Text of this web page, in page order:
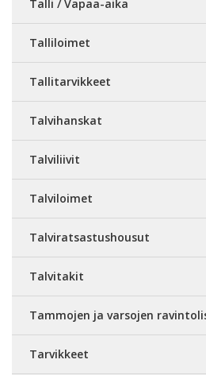
Talli / Vapaa-aika
Talliloimet
Tallitarvikkeet
Talvihanskat
Talviliivit
Talviloimet
Talviratsastushousut
Talvitakit
Tammojen ja varsojen
Tarvikkeet